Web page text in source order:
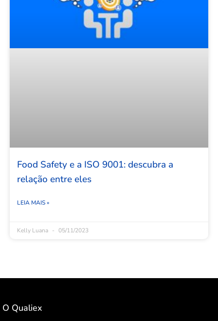
Food Safety e a ISO 9001: descubra a
relação entre eles
LEIA MAIS »
Kelly Luana 05/11/2023
O Qualiex